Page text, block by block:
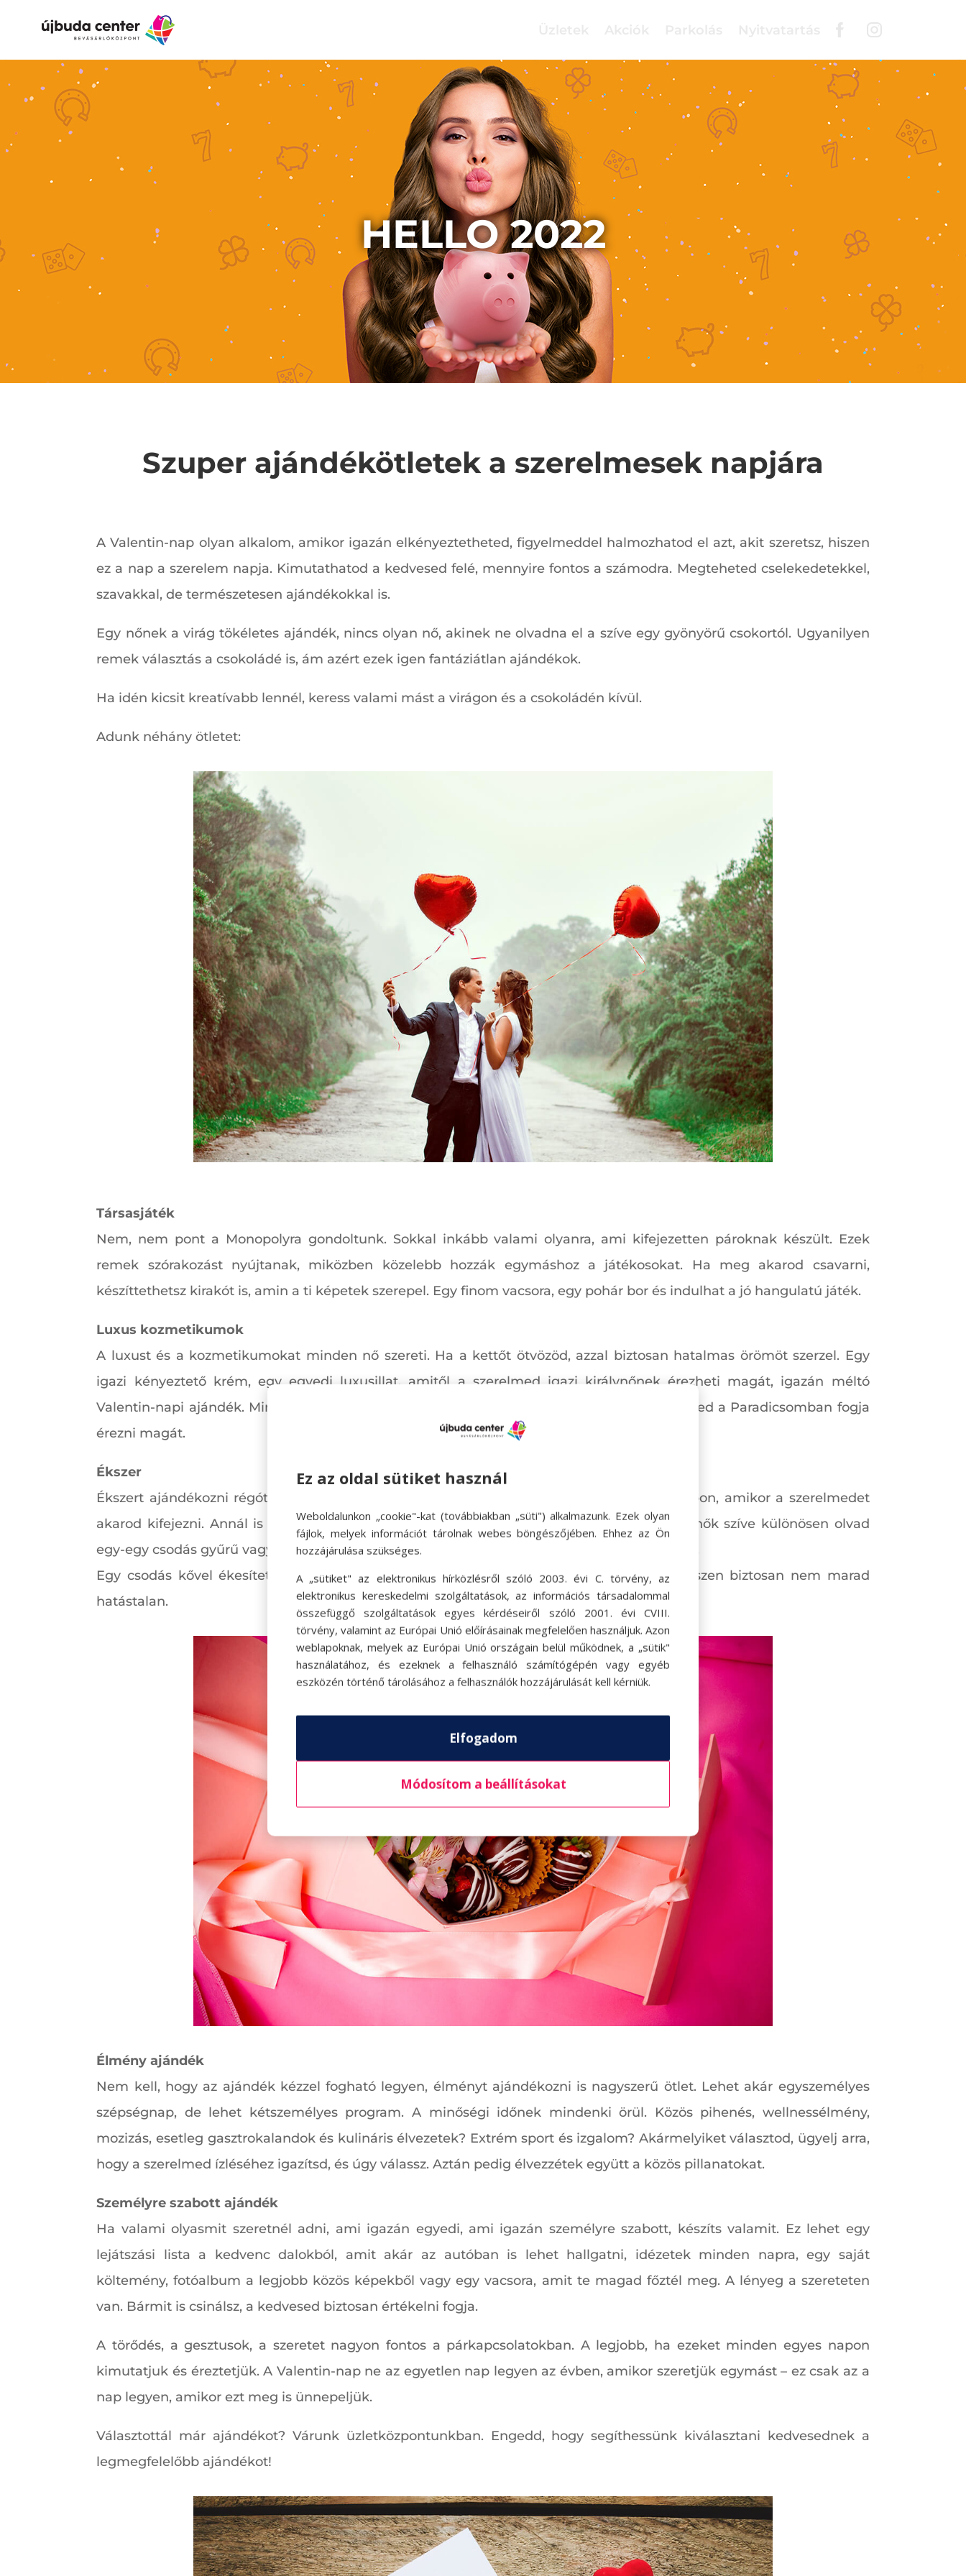
HELLO 2022
Szuper ajándékötletek a szerelmesek napjára
A Valentin-nap olyan alkalom, amikor igazán elkényeztetheted, figyelmeddel halmozhatod el azt, akit szeretsz, hiszen
ez a nap a szerelem napja. Kimutathatod a kedvesed felé, mennyire fontos a számodra. Megteheted cselekedetekkel,
szavakkal, de természetesen ajándékokkal is.
Egy nőnek a virág tökéletes ajándék, nincs olyan nő, akinek ne olvadna el a szíve egy gyönyörű csokortól. Ugyanilyen
remek választás a csokoládé is, ám azért ezek igen fantáziátlan ajándékok.
Ha idén kicsit kreatívabb lennél, keress valami mást a virágon és a csokoládén kívül.
Adunk néhány ötletet:
Társasjáték
Nem, nem pont a Monopolyra gondoltunk. Sokkal inkább valami olyanra, ami kifejezetten pároknak készült. Ezek
remek szórakozást nyújtanak, miközben közelebb hozzák egymáshoz a játékosokat. Ha meg akarod csavarni,
készíttethetsz kirakót is, amin a ti képetek szerepel. Egy finom vacsora, egy pohár bor és indulhat a jó hangulatú játék.
Luxus kozmetikumok
A luxust és a kozmetikumokat minden nő szereti. Ha a kettőt ötvözöd, azzal biztosan hatalmas örömöt szerzel. Egy
igazi kényeztető krém, egy egyedi luxusillat, amitől a szerelmed igazi királynőnek érezheti magát, igazán méltó
Valentin-napi ajándék. Mindezek mellé néhány gyertya, egy kényeztető fürdő – és a kedvesed a Paradicsomban fogja
érezni magát.
Ékszer
Ékszert ajándékozni régóta megszokott dolog, és különösen aktuális ilyenkor Valentin-napon, amikor a szerelmedet
akarod kifejezni. Annál is jobb ötlet, mert ékszert önmagának ritkán vesz valaki, pedig a nők szíve különösen olvad
egy-egy csodás gyűrű vagy lánc láttán. Egy ékszer mindig időtálló, egyedi és becses ajándék.
Egy csodás kővel ékesített gyűrű, egy finom kidolgozású lánc, egy kecses fülbevaló egészen biztosan nem marad
hatástalan.
Élmény ajándék
Nem kell, hogy az ajándék kézzel fogható legyen, élményt ajándékozni is nagyszerű ötlet. Lehet akár egyszemélyes
szépségnap, de lehet kétszemélyes program. A minőségi időnek mindenki örül. Közös pihenés, wellnessélmény,
mozizás, esetleg gasztrokalandok és kulináris élvezetek? Extrém sport és izgalom? Akármelyiket választod, ügyelj arra,
hogy a szerelmed ízléséhez igazítsd, és úgy válassz. Aztán pedig élvezzétek együtt a közös pillanatokat.
Személyre szabott ajándék
Ha valami olyasmit szeretnél adni, ami igazán egyedi, ami igazán személyre szabott, készíts valamit. Ez lehet egy
lejátszási lista a kedvenc dalokból, amit akár az autóban is lehet hallgatni, idézetek minden napra, egy saját
költemény, fotóalbum a legjobb közös képekből vagy egy vacsora, amit te magad főztél meg. A lényeg a szereteten
van. Bármit is csinálsz, a kedvesed biztosan értékelni fogja.
A törődés, a gesztusok, a szeretet nagyon fontos a párkapcsolatokban. A legjobb, ha ezeket minden egyes napon
kimutatjuk és éreztetjük. A Valentin-nap ne az egyetlen nap legyen az évben, amikor szeretjük egymást – ez csak az a
nap legyen, amikor ezt meg is ünnepeljük.
Választottál már ajándékot? Várunk üzletközpontunkban. Engedd, hogy segíthessünk kiválasztani kedvesednek a
legmegfelelőbb ajándékot!
Ez az oldal sütiket használ
Weboldalunkon „cookie"-kat (továbbiakban „süti") alkalmazunk. Ezek olyan
fájlok, melyek információt tárolnak webes böngészőjében. Ehhez az Ön
hozzájárulása szükséges.
A „sütiket" az elektronikus hírközlésről szóló 2003. évi C. törvény, az
elektronikus kereskedelmi szolgáltatások, az információs társadalommal
összefüggő szolgáltatások egyes kérdéseiről szóló 2001. évi CVIII.
törvény, valamint az Európai Unió előírásainak megfelelően használjuk. Azon
weblapoknak, melyek az Európai Unió országain belül működnek, a „sütik"
használatához, és ezeknek a felhasználó számítógépén vagy egyéb
eszközén történő tárolásához a felhasználók hozzájárulását kell kérniük.
Elfogadom
Módosítom a beállításokat